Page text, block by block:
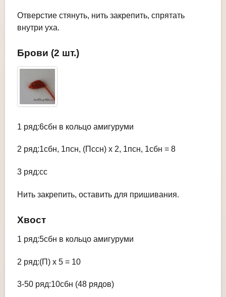
Отверстие стянуть, нить закрепить, спрятать
внутри уха.
Брови (2 шт.)
1 ряд:6сбн в кольцо амигуруми
2 ряд:1сбн, 1псн, (Пссн) х 2, 1псн, 1сбн = 8
3 ряд:сс
Нить закрепить, оставить для пришивания.
Хвост
1 ряд:5сбн в кольцо амигуруми
2 ряд:(П) х 5 = 10
3-50 ряд:10сбн (48 рядов)